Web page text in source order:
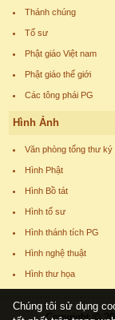
Thánh chúng
Tổ sư
Phật giáo Việt nam
Phật giáo thế giới
Các tông phái PG
Hình Ảnh
Văn phòng tổng thư ký
Hình Phật
Hình Bồ tát
Hình tổ sư
Hình thánh tích PG
Hình nghệ thuật
Hình thư họa
Copyright ©
Chúng tôi sử dụng